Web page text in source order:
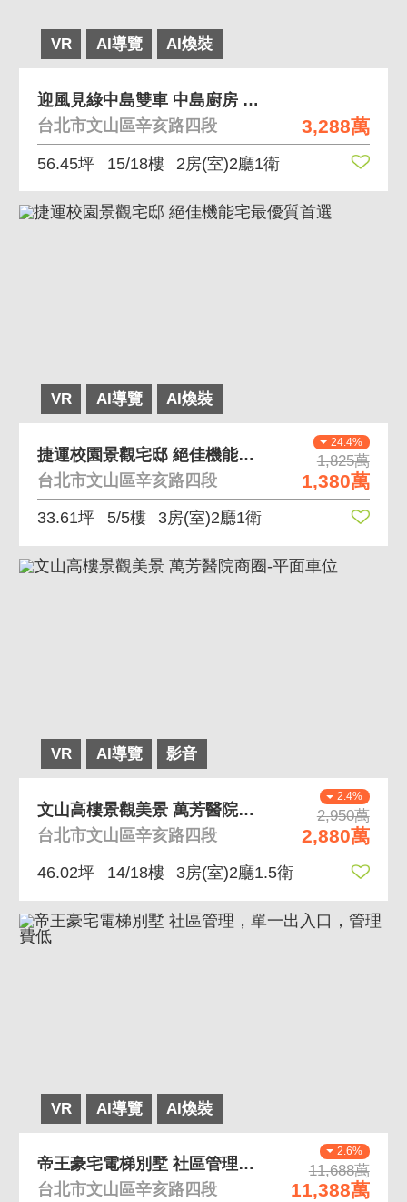
VR AI導覽 AI煥裝
3,288萬
迎風見綠中島雙車 中島廚房 無敵樹海 子母車位
台北市文山區辛亥路四段
56.45坪 15/18樓 2房(室)2廳1衛
VR AI導覽 AI煥裝
24.4%
1,825萬
1,380萬
捷運校園景觀宅邸 絕佳機能宅最優質首選
台北市文山區辛亥路四段
33.61坪 5/5樓 3房(室)2廳1衛
VR AI導覽 影音
2.4%
2,950萬
2,880萬
文山高樓景觀美景 萬芳醫院商圈-平面車位
台北市文山區辛亥路四段
46.02坪 14/18樓 3房(室)2廳1.5衛
VR AI導覽 AI煥裝
2.6%
11,688萬
11,388萬
帝王豪宅電梯別墅 社區管理，單一出入口，管理費低
台北市文山區辛亥路四段